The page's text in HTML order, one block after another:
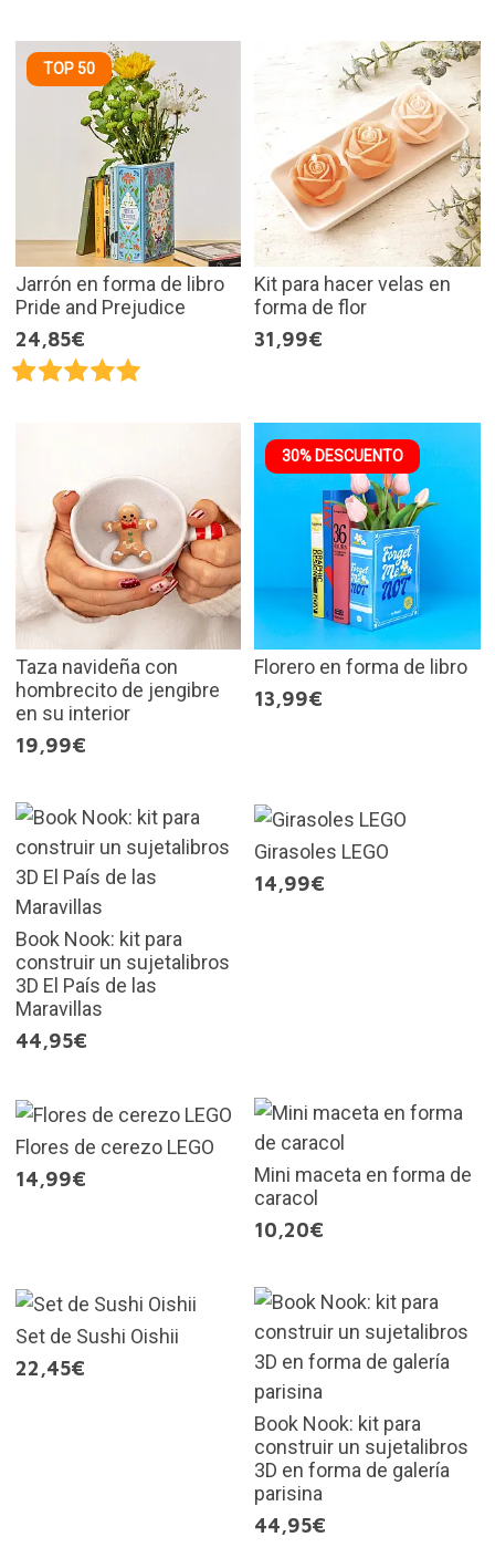
TOP 50
Jarrón en forma de libro
Pride and Prejudice
24,85€
Kit para hacer velas en
forma de flor
31,99€
Taza navideña con
hombrecito de jengibre
en su interior
19,99€
30% DESCUENTO
Florero en forma de libro
13,99€
Book Nook: kit para
construir un sujetalibros
3D El País de las
Maravillas
44,95€
Girasoles LEGO
14,99€
Flores de cerezo LEGO
14,99€
Mini maceta en forma de
caracol
10,20€
Set de Sushi Oishii
22,45€
Book Nook: kit para
construir un sujetalibros
3D en forma de galería
parisina
44,95€